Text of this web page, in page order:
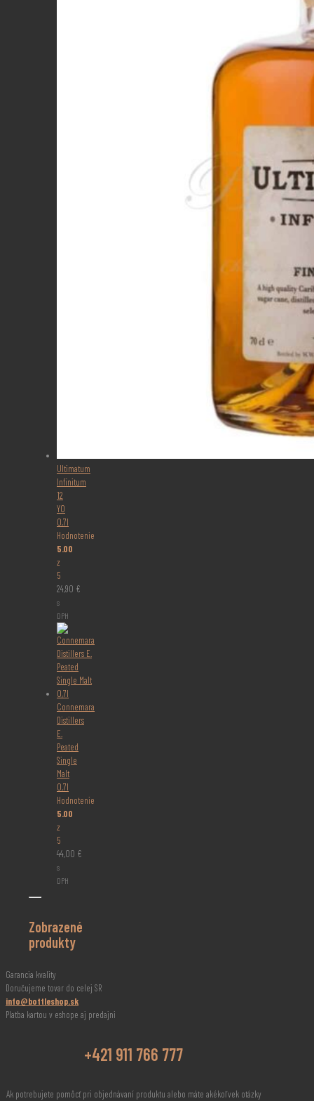
Ultimatum
Infinitum
12
YO
0,7l
Hodnotenie
5.00
z
5
24,90 €
s
DPH
Connemara
Distillers
E.
Peated
Single
Malt
0,7l
Hodnotenie
5.00
z
5
44,00 €
s
DPH
Zobrazené
produkty
Garancia kvality
Doručujeme tovar do celej SR
info@bottleshop.sk
Platba kartou v eshope aj predajni
+421 911 766 777
Ak potrebujete pomôcť pri objednávaní produktu alebo máte akékoľvek otázky